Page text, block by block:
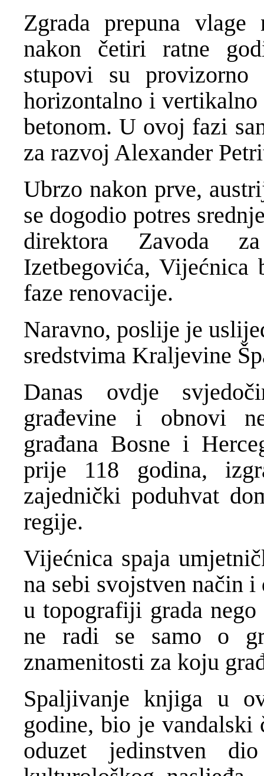
Zgrada prepuna
nakon četiri ratne
stupovi su
horizontalno i
betonom. U ovoj fazi
za razvoj Alexander
Ubrzo nakon prve,
se dogodio potres
direktora Zavoda
Izetbegovića,
faze renovacije.
Naravno, poslije je
sredstvima Kraljevine
Danas ovdje
građevine i obnovi
građana Bosne i
prije 118 godina,
zajednički poduhvat
regije.
Vijećnica spaja
na sebi svojstven način
u topografiji grada
ne radi se samo o
znamenitosti za koju
Spaljivanje knjiga u
godine, bio je
oduzet jedinstven